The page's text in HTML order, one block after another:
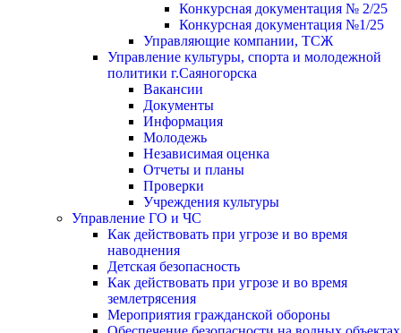
Конкурсная документация № 2/25
Конкурсная документация №1/25
Управляющие компании, ТСЖ
Управление культуры, спорта и молодежной
политики г.Саяногорска
Вакансии
Документы
Информация
Молодежь
Независимая оценка
Отчеты и планы
Проверки
Учреждения культуры
Управление ГО и ЧС
Как действовать при угрозе и во время
наводнения
Детская безопасность
Как действовать при угрозе и во время
землетрясения
Мероприятия гражданской обороны